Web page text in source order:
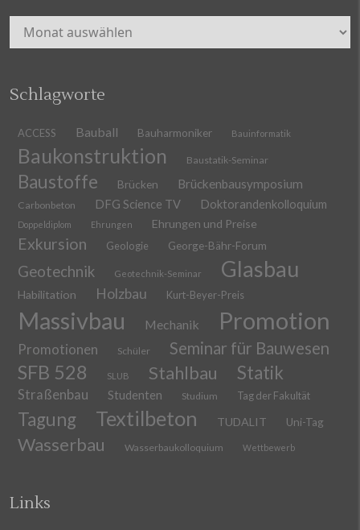
Archiv
Schlagworte
ACCESS Bauball Bauharmoniker Bauinformatik
Baukonstruktion Baustatik-Seminar
Baustoffe Brücken Brückenbausymposium
Carbonbeton DFG Science TV Doktorandenkolloquium
Doppeldiplom Ehrungen Ehrungen und Preise
Exkursion Geologie George-Bähr-Forum
Geotechnik Geotechnik-Seminar Glasbau
Habilitation Holzbau Kurt-Beyer-Preis
Massivbau Mechanik Promotion
Promotionen Schüler Seminar für Bauwesen
SFB 528 SLUB Stahlbau Statik
Straßenbau Studenten Studium Tag der Fakultät
Tagung Textilbeton TUDALIT Uni-Tag
Wasserbau Wasserbaukolloquium Wettbewerb
Links